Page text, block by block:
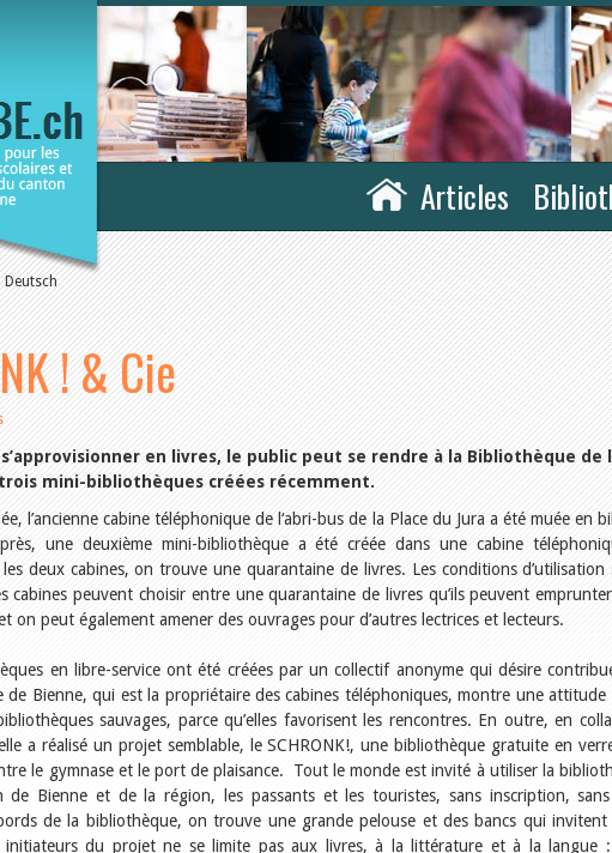
Deutsch
Articles
! & Cie
en livres, le public peut se rendre à la Bibliothèque de
trois mini-bibliothèques créées récemment.
l’ancienne cabine téléphonique de l‘abri-bus de la Place du Jura a été muée en
une deuxième mini-bibliothèque a été créée dans une cabine
deux cabines, on trouve une quarantaine de livres. Les conditions d’utilisation
cabines peuvent choisir entre une quarantaine de livres qu’ils peuvent
on peut également amener des ouvrages pour d’autres lectrices et lecteurs.
en libre-service ont été créées par un collectif anonyme qui désire
de Bienne, qui est la propriétaire des cabines téléphoniques, montre une attitude
sauvages, parce qu’elles favorisent les rencontres. En outre, en
a réalisé un projet semblable, le SCHRONK!, une bibliothèque gratuite en
le gymnase et le port de plaisance. Tout le monde est invité à utiliser la
de Bienne et de la région, les passants et les touristes, sans inscription,
de la bibliothèque, on trouve une grande pelouse et des bancs qui
initiateurs du projet ne se limite pas aux livres, à la littérature et à la langue